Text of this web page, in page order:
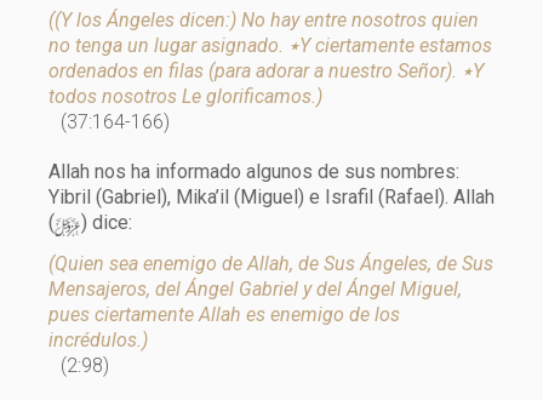
((Y los Ángeles dicen:) No hay entre nosotros quien
no tenga un lugar asignado. ٭Y ciertamente estamos
ordenados en filas (para adorar a nuestro Señor). ٭Y
todos nosotros Le glorificamos.)
(37:164-166)
Allah nos ha informado algunos de sus nombres:
Yibril (Gabriel), Mika’il (Miguel) e Israfil (Rafael). Allah
(y) dice:
(Quien sea enemigo de Allah, de Sus Ángeles, de Sus
Mensajeros, del Ángel Gabriel y del Ángel Miguel,
pues ciertamente Allah es enemigo de los
incrédulos.)
(2:98)